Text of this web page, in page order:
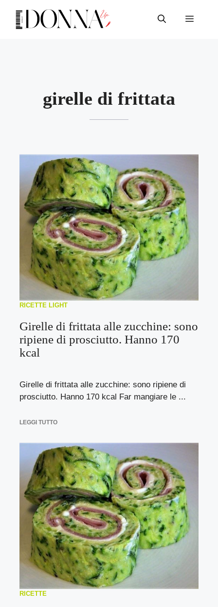
contenuto
Menu
girelle di frittata
RICETTE LIGHT
Girelle di frittata alle zucchine: sono
ripiene di prosciutto. Hanno 170
kcal
Girelle di frittata alle zucchine: sono ripiene di
prosciutto. Hanno 170 kcal Far mangiare le ...
LEGGI TUTTO
RICETTE